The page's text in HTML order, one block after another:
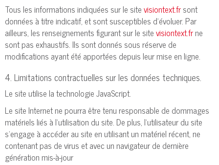
Tous les informations indiquées sur le sitevisiontext.frsont
données à titre indicatif, et sont susceptibles d’évoluer. Par
ailleurs, les renseignements figurant sur le sitevisiontext.frne
sont pas exhaustifs. Ils sont donnés sous réserve de
modifications ayant été apportées depuis leur mise en ligne.
4. Limitations contractuelles sur les données techniques.
Le site utilise la technologie JavaScript.
Le site Internet ne pourra être tenu responsable de dommages
matériels liés à l’utilisation du site. De plus, l’utilisateur du site
s’engage à accéder au site en utilisant un matériel récent, ne
contenant pas de virus et avec un navigateur de dernière
génération mis-à-jour